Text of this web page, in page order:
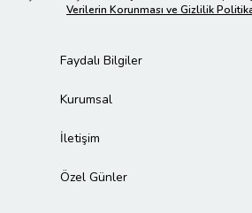
Verilerin Korunması ve Gizlilik
Faydalı Bilgiler
Kurumsal
İletişim
Özel Günler